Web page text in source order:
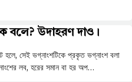
বলে? উদাহরণ দাও।
হলে, সেই ভগ্নাংশটিকে প্রকৃত ভগ্নাংশ বলা
লব, হরের সমান বা হর অপ…